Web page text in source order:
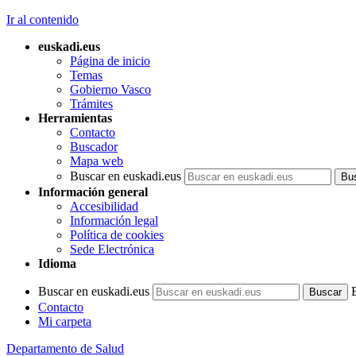
Ir al contenido
euskadi.eus
Página de inicio
Temas
Gobierno Vasco
Trámites
Herramientas
Contacto
Buscador
Mapa web
Buscar en euskadi.eus
Información general
Accesibilidad
Información legal
Política de cookies
Sede Electrónica
Idioma
Buscar en euskadi.eus
Contacto
Mi carpeta
Departamento de Salud